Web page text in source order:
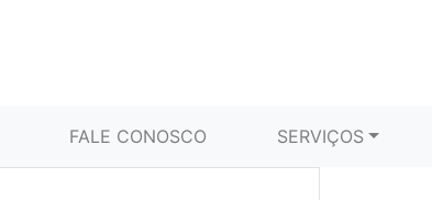
FALE CONOSCO SERVIÇOS